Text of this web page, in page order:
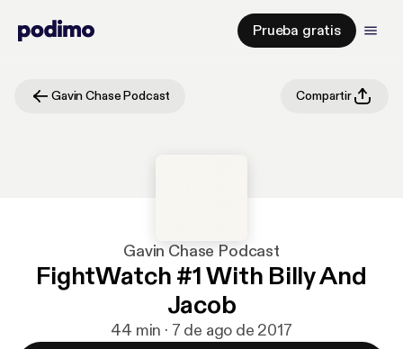
Prueba gratis
Gavin Chase Podcast Compartir
Gavin Chase Podcast
FightWatch #1 With Billy And
Jacob
44 min · 7 de ago de 2017